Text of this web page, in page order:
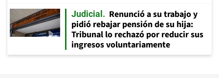
Judicial
Renunció a su trabajo y
pidió rebajar pensión de su hija:
Tribunal lo rechazó por reducir sus
ingresos voluntariamente